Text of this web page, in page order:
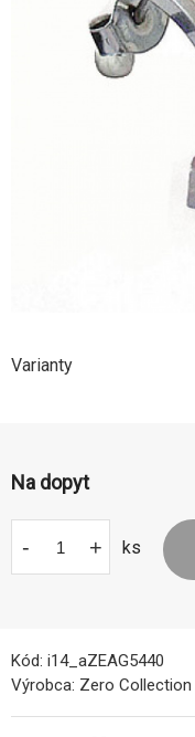
Varianty
Na dopyt
- + ks
Kód: i14_aZEAG5440
Výrobca: Zero Collection